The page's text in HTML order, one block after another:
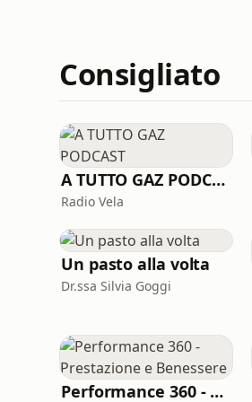
Consigliato
A TUTTO GAZ PODCAST
Radio Vela
Un pasto alla volta
Dr.ssa Silvia Goggi
Performance 360 - Prestazione e Benessere